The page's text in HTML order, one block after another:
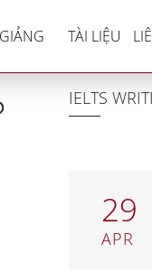
TÀI LIỆU
IELTS
29
APR